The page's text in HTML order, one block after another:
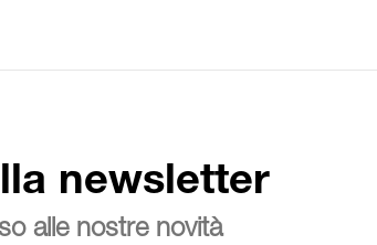
newsletter
alle nostre novità